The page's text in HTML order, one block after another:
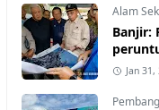
Alam
Banjir:
Jan 31,